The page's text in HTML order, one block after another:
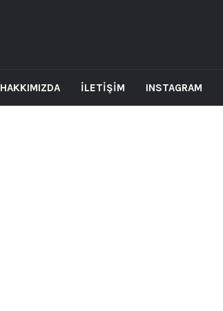
HAKKIMIZDA İLETİŞİM INSTAGRAM